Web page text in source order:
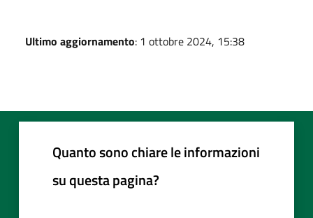
Ultimo aggiornamento: 1 ottobre 2024, 15:38
Quanto sono chiare le informazioni
su questa pagina?